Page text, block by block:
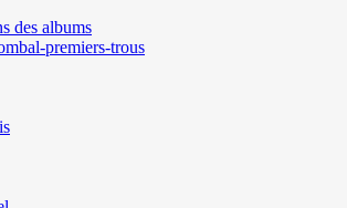
des albums
premiers-trous